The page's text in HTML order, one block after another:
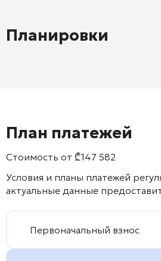
Планировки
План платежей
Стоимость от ₾147 582
Условия и планы платежей
актуальные данные
Первоначальный взнос